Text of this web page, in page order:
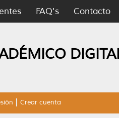
FAQ's Contacto
Crear cuenta